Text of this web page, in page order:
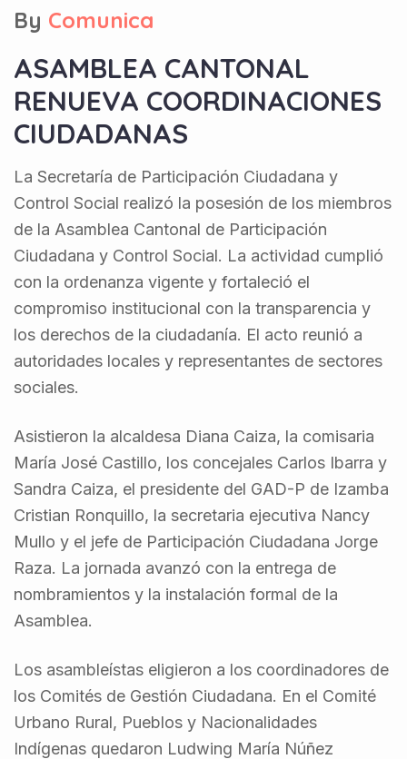
By Comunica
ASAMBLEA CANTONAL
RENUEVA COORDINACIONES
CIUDADANAS
La Secretaría de Participación Ciudadana y
Control Social realizó la posesión de los miembros
de la Asamblea Cantonal de Participación
Ciudadana y Control Social. La actividad cumplió
con la ordenanza vigente y fortaleció el
compromiso institucional con la transparencia y
los derechos de la ciudadanía. El acto reunió a
autoridades locales y representantes de sectores
sociales.
Asistieron la alcaldesa Diana Caiza, la comisaria
María José Castillo, los concejales Carlos Ibarra y
Sandra Caiza, el presidente del GAD-P de Izamba
Cristian Ronquillo, la secretaria ejecutiva Nancy
Mullo y el jefe de Participación Ciudadana Jorge
Raza. La jornada avanzó con la entrega de
nombramientos y la instalación formal de la
Asamblea.
Los asambleístas eligieron a los coordinadores de
los Comités de Gestión Ciudadana. En el Comité
Urbano Rural, Pueblos y Nacionalidades
Indígenas quedaron Ludwing María Núñez